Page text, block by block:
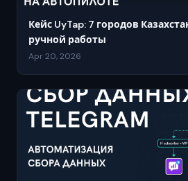
Кейс UyTap: 7 городов
ручной работы
Apr 20, 2026